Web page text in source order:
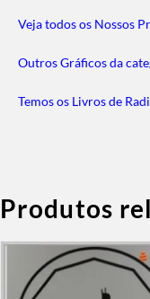
Veja todos os Nossos
Outros Gráficos da
Temos os Livros de
Produtos